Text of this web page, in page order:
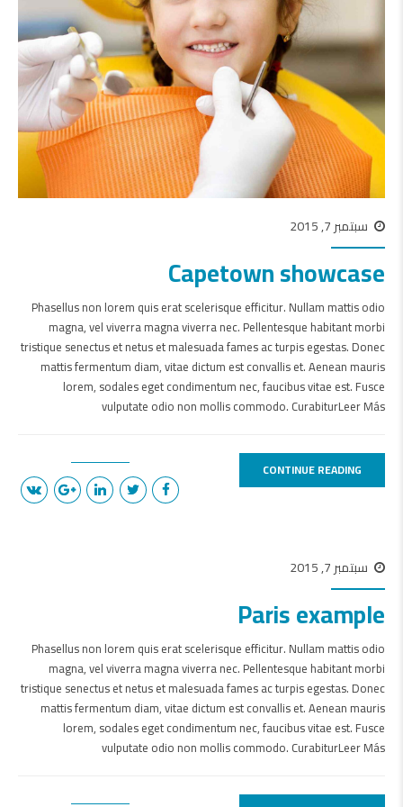
سبتمبر 7, 2015
Capetown showcase
Phasellus non lorem quis erat scelerisque efficitur. Nullam mattis odio
magna, vel viverra magna viverra nec. Pellentesque habitant morbi
tristique senectus et netus et malesuada fames ac turpis egestas. Donec
mattis fermentum diam, vitae dictum est convallis et. Aenean mauris
lorem, sodales eget condimentum nec, faucibus vitae est. Fusce
vulputate odio non mollis commodo. CurabiturLeer Más
CONTINUE READING
سبتمبر 7, 2015
Paris example
Phasellus non lorem quis erat scelerisque efficitur. Nullam mattis odio
magna, vel viverra magna viverra nec. Pellentesque habitant morbi
tristique senectus et netus et malesuada fames ac turpis egestas. Donec
mattis fermentum diam, vitae dictum est convallis et. Aenean mauris
lorem, sodales eget condimentum nec, faucibus vitae est. Fusce
vulputate odio non mollis commodo. CurabiturLeer Más